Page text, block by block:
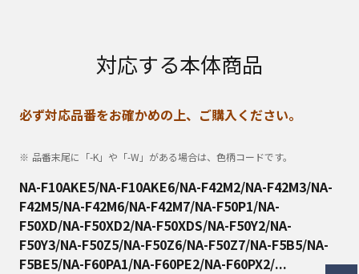
対応する本体商品
必ず対応品番をお確かめの上、ご購入ください。
品番末尾に「-K」や「-W」がある場合は、色柄コードです。
NA-F10AKE5/NA-F10AKE6/NA-F42M2/NA-F42M3/NA-
F42M5/NA-F42M6/NA-F42M7/NA-F50P1/NA-
F50XD/NA-F50XD2/NA-F50XDS/NA-F50Y2/NA-
F50Y3/NA-F50Z5/NA-F50Z6/NA-F50Z7/NA-F5B5/NA-
F5BE5/NA-F60PA1/NA-F60PE2/NA-F60PX2/...